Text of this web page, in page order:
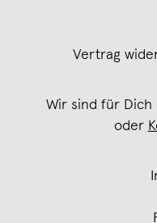
Vertrag
Wir sind für Dich
oder